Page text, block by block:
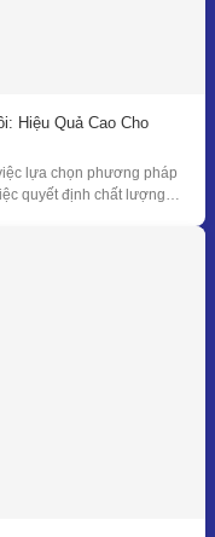
Hiệu Quả Cao Cho
lựa chọn phương pháp
quyết định chất lượng
liệu cao cấp và nhạy cảm.
lôi